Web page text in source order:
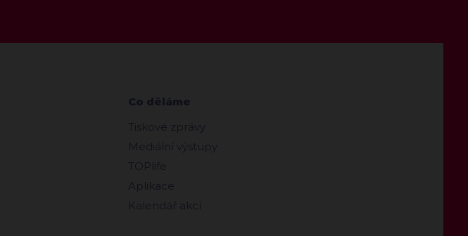
Co děláme
Tiskové zprávy
Mediální výstupy
TOPlife
Aplikace
Kalendář akcí